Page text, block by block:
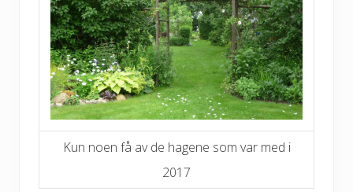
Kun noen få av de hagene som var med i
2017